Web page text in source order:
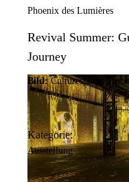
Phoenix des Lumières
Revival Summer:
Journey
Bild: Culturespaces/
Kategorie:
Ausstellung